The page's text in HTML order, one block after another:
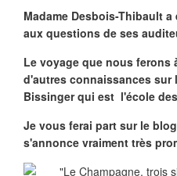
Madame Desbois-Thibault
aux questions de ses
Le voyage que nous ferons
d'autres connaissances sur
Bissinger qui est l'école
Je vous ferai part sur le
s'annonce vraiment très